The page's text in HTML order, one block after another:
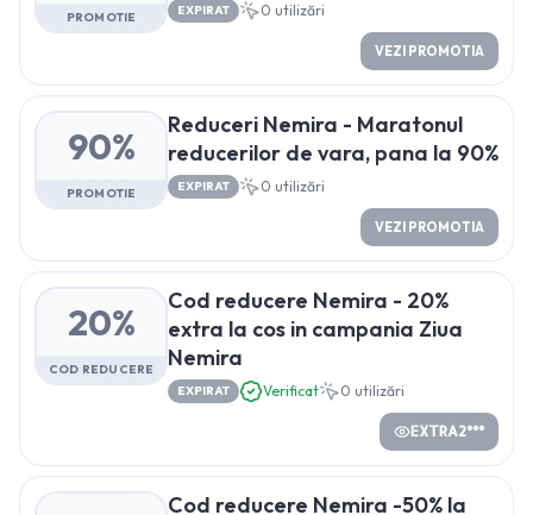
PROMOTIE EXPIRAT 0 utilizări
VEZI PROMOTIA
90%
PROMOTIE
Reduceri Nemira - Maratonul
reducerilor de vara, pana la 90%
EXPIRAT 0 utilizări
VEZI PROMOTIA
20%
COD REDUCERE
Cod reducere Nemira - 20%
extra la cos in campania Ziua
Nemira
EXPIRAT Verificat 0 utilizări
EXTRA2***
Cod reducere Nemira -50% la